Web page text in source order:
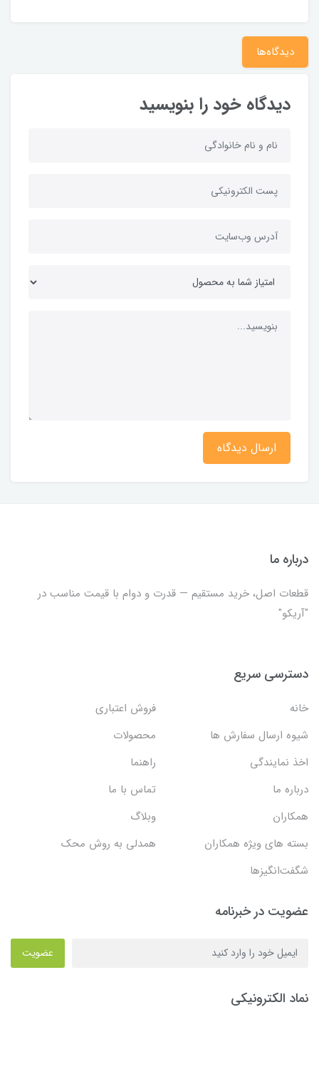
دیدگاه‌ها
دیدگاه خود را بنویسید
ارسال دیدگاه
درباره ما
قطعات اصل، خرید مستقیم — قدرت و دوام با قیمت مناسب در
"آریکو"
دسترسی سریع
خانه
فروش اعتباری
شیوه ارسال سفارش ها
محصولات
اخذ نمایندگی
راهنما
درباره ما
تماس با ما
همکاران
وبلاگ
بسته های ویژه همکاران
همدلی به روش محک
شگفت‌انگیزها
عضویت در خبرنامه
عضویت
نماد الکترونیکی